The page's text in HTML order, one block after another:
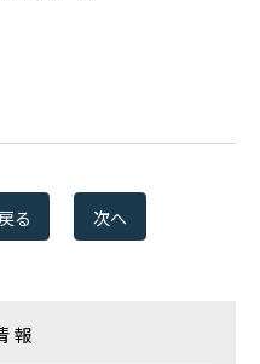
アの
の導入ご検討、
る 次へ
報